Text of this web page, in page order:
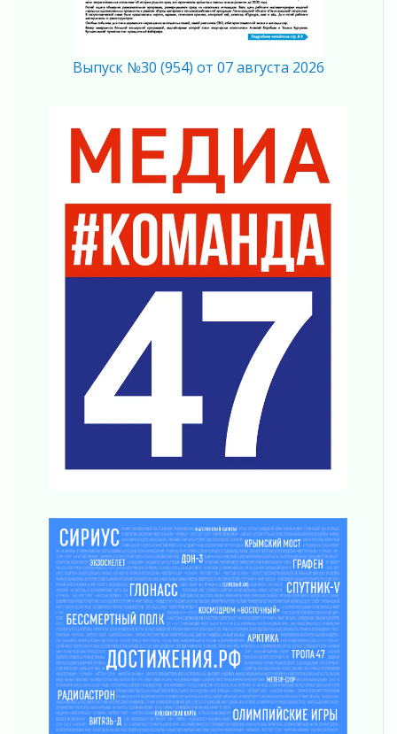
Итоги конкурса «Лучший работник
Кадрового центра – 2026» подведены!
Ставка на дисциплину на перекрестках
мобильного трафика
04 августа 2026
Полумрак бьёт по карману
Вниманию автомобилистов!
04 августа 2026
Память, сталь и музыка
04 августа 2026
Регион готовится к выборам
Никакого принуждения, только письменное
04 августа 2026
Без риска для здоровья и кошелька
04 августа 2026
Важная информация
04 августа 2026
Награды нашли строителей
03 августа 2026
Ленобласть повышает производительность
труда в ЖКХ
03 августа 2026
Поддержка волонтерских объединений
03 августа 2026
Ладожский мост полностью закроют на два
часа
03 августа 2026
Выпуск №30 (954) от 07 августа 2026